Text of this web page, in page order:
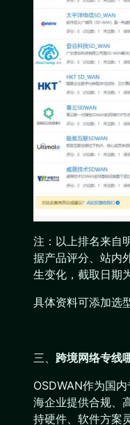
注：以上排名来自
据产品评分、站内
生变化，截取日期
具体资料可添加选
三、 跨境网络专线
OSDWAN作为国
海企业提供合规、
持硬件、软件方案